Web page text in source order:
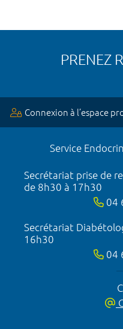
PRENEZ
Connexion à l’espace
Service
Secrétariat prise de
de 8h30 à 17h30
04
Secrétariat
16h30
04